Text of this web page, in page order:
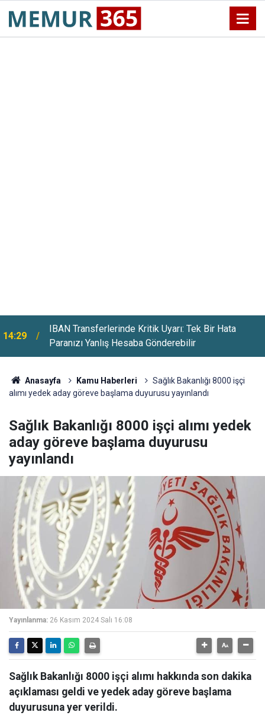
14:29
IBAN Transferlerinde Kritik Uyarı: Tek Bir Hata
Paranızı Yanlış Hesaba Gönderebilir
Anasayfa Kamu Haberleri
Sağlık Bakanlığı 8000 işçi
alımı yedek aday göreve başlama duyurusu yayınlandı
Sağlık Bakanlığı 8000 işçi alımı yedek
aday göreve başlama duyurusu
yayınlandı
Yayınlanma: 26 Kasım 2024 Salı 16:08
Sağlık Bakanlığı 8000 işçi alımı hakkında son dakika
açıklaması geldi ve yedek aday göreve başlama
duyurusuna yer verildi.